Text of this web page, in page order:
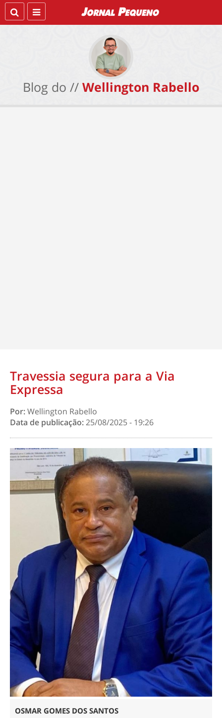
Blog do // Wellington Rabello
Travessia segura para a Via
Expressa
Por:Wellington Rabello
Data de publicação:25/08/2025 - 19:26
OSMAR GOMES DOS SANTOS